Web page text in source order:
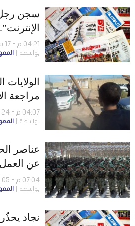
سجن رجل
أضعاف
04:21 م - 17 سبتمبر 2017
بواسطة
الولايات
مراجعة
وافتتاح
للحرس
04:07 م - 24 يوليو 2017
بواسطة
عناصر
عن
سُنّي
07:04 م - 05 أبريل 2017
بواسطة
نجاد